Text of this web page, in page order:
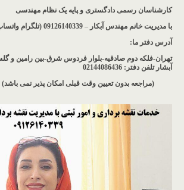
کارشناسان رسمی دادگستری و پایه یک نظام مهندسی
با مدیریت خانم مهندس آبکار – 09126140339 (تلگرام واتساپ ایتا )
آدرس دفتر ما:
تهران-فلکه دوم صادقیه-بلوار فردوس شرق-بین رامین و
آبشار تلفن دفتر: 02144086436
(مراجعه بدون تعیین وقت قبلی امکان پذیر نمی باشد)